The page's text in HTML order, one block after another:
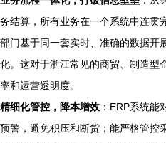
务结算，所有业务在一个系统中连贯
部门基于同一套实时、准确的数据开
化。这对于浙江常见的商贸、制造型
率和运营透明度。
精细化管控，降本增效 ：ERP系统
预警，避免积压和断货；能严格管控